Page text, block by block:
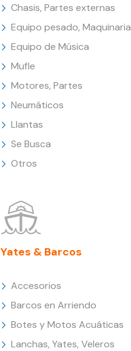
Chasis, Partes externas
Equipo pesado, Maquinaria
Equipo de Música
Mufle
Motores, Partes
Neumáticos
Llantas
Se Busca
Otros
Yates & Barcos
Accesorios
Barcos en Arriendo
Botes y Motos Acuáticas
Lanchas, Yates, Veleros